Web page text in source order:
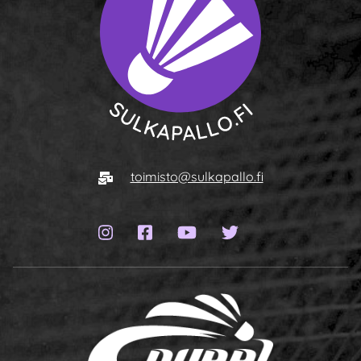
E-mailtoimisto@sulkapallo.fi
Instagram page
Facebook page
YouTube channel
Twitter page